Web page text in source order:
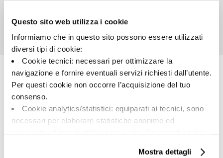
Questo sito web utilizza i cookie
Informiamo che in questo sito possono essere utilizzati
diversi tipi di cookie:
Cookie tecnici: necessari per ottimizzare la
navigazione e fornire eventuali servizi richiesti dall’utente.
Per questi cookie non occorre l’acquisizione del tuo
consenso.
Cookie analytics/statistici: equiparati ai tecnici, sono
necessari per elaborare statistiche anonime ed
Cookie di profilazione/marketing: sono utilizzati, solo
Mostra dettagli
Share: